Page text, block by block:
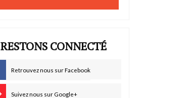
RESTONS CONNECTÉ
Retrouvez nous sur Facebook
Suivez nous sur Google+